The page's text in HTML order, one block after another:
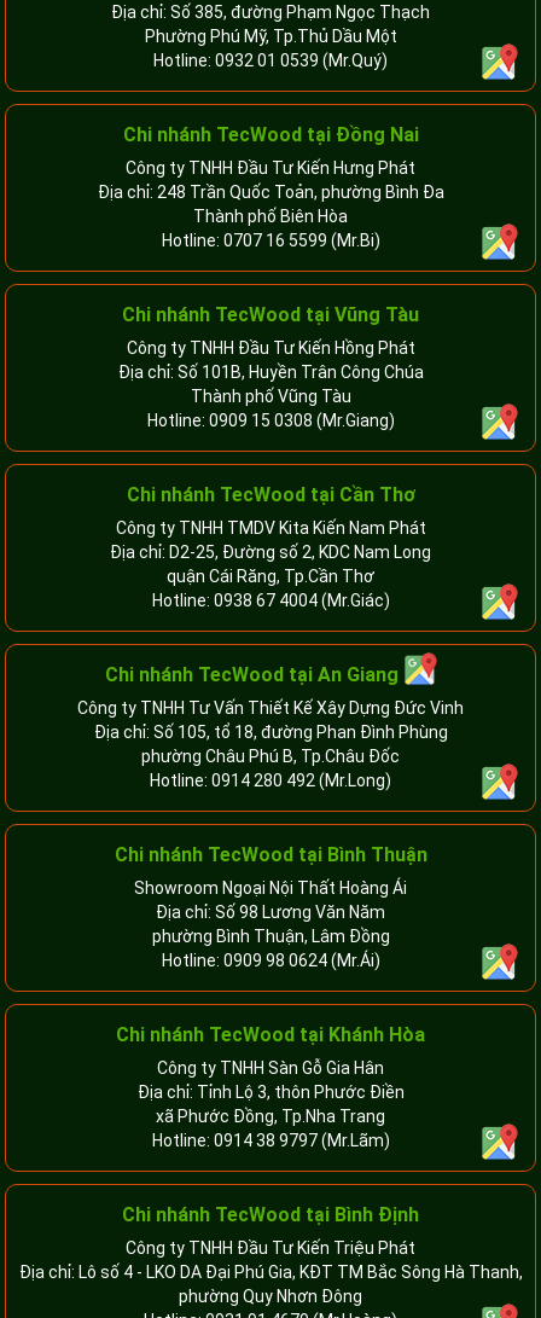
Địa chỉ: Số 385, đường Phạm Ngọc Thạch
Phường Phú Mỹ, Tp.Thủ Dầu Một
Hotline: 0932 01 0539 (Mr.Quý)
Chi nhánh TecWood tại Đồng Nai
Công ty TNHH Đầu Tư Kiến Hưng Phát
Địa chỉ: 248 Trần Quốc Toản, phường Bình Đa
Thành phố Biên Hòa
Hotline: 0707 16 5599 (Mr.Bi)
Chi nhánh TecWood tại Vũng Tàu
Công ty TNHH Đầu Tư Kiến Hồng Phát
Địa chỉ: Số 101B, Huyền Trân Công Chúa
Thành phố Vũng Tàu
Hotline: 0909 15 0308 (Mr.Giang)
Chi nhánh TecWood tại Cần Thơ
Công ty TNHH TMDV Kita Kiến Nam Phát
Địa chỉ: D2-25, Đường số 2, KDC Nam Long
quận Cái Răng, Tp.Cần Thơ
Hotline: 0938 67 4004(Mr.Giác)
Chi nhánh TecWood tại An Giang
Công ty TNHH Tư Vấn Thiết Kế Xây Dựng Đức Vinh
Địa chỉ: Số 105, tổ 18, đường Phan Đình Phùng
phường Châu Phú B, Tp.Châu Đốc
Hotline: 0914 280 492 (Mr.Long)
Chi nhánh TecWood tại Bình Thuận
Showroom Ngoại Nội Thất Hoàng Ái
Địa chỉ: Số 98 Lương Văn Năm
phường Bình Thuận, Lâm Đồng
Hotline: 0909 98 0624(Mr.Ái)
Chi nhánh TecWood tại Khánh Hòa
Công ty TNHH Sàn Gỗ Gia Hân
Địa chỉ: Tỉnh Lộ 3, thôn Phước Điền
xã Phước Đồng, Tp.Nha Trang
Hotline: 0914 38 9797(Mr.Lãm)
Chi nhánh TecWood tại Bình Định
Công ty TNHH Đầu Tư Kiến Triệu Phát
Địa chỉ: Lô số 4 - LKO DA Đại Phú Gia, KĐT TM Bắc Sông Hà Thanh,
phường Quy Nhơn Đông